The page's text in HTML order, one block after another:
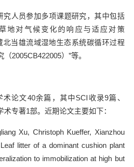
人员参加多项课题研究，其中包括
地对气候变化的响应与适应对策
北当雄流域湿地生态系统碳循环过程
2005CB422005）”等。
文40余篇，其中SCI收录9篇、
术专著1部。近期论文主要如下：
Xu, Christoph Kueffer, Xianzhou
litter of a dominant cushion plant
to immobilization at high but